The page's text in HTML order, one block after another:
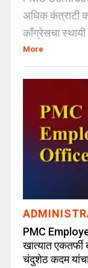
अधिक कंत्राटी
काँग्रेसचा
More
PMC
खात्यात
चंदुशेठ कदम यांचा